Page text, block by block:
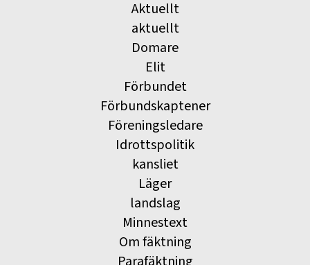
Aktuellt
aktuellt
Domare
Elit
Förbundet
Förbundskaptener
Föreningsledare
Idrottspolitik
kansliet
Läger
landslag
Minnestext
Om fäktning